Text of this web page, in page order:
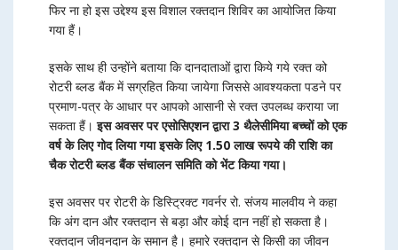
फिर ना हो इस उद्देश्य इस विशाल रक्तदान शिविर का आयोजित किया
गया हैं।
इसके साथ ही उन्होंने बताया कि दानदाताओं द्वारा किये गये रक्त को
रोटरी ब्लड बैंक में सग्रहित किया जायेगा जिससे आवश्यकता पडने पर
प्रमाण-पत्र के आधार पर आपको आसानी से रक्त उपलब्ध कराया जा
सकता हैं।इस अवसर पर एसोसिएशन द्वारा 3 थैलेसीमिया बच्चों को एक
वर्ष के लिए गोद लिया गया इसके लिए 1.50 लाख रूपये की राशि का
चैक रोटरी ब्लड बैंक संचालन समिति को भेंट किया गया।
इस अवसर पर रोटरी के डिस्ट्रिक्ट गवर्नर रो. संजय मालवीय ने कहा
कि अंग दान और रक्तदान से बड़ा और कोई दान नहीं हो सकता है।
रक्तदान जीवनदान के समान है। हमारे रक्तदान से किसी का जीवन